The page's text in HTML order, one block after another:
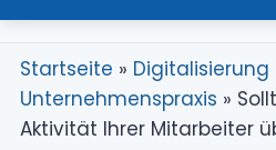
EDV-Betreuung
Startseite » Digitalisierung
Unternehmenspraxis »
Aktivität Ihrer Mitarbeiter